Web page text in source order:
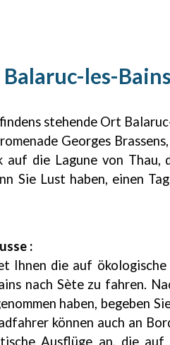
les-
stehende Ort
Georges
auf die Lagune von
Sie Lust haben, einen
:
Ihnen die auf
nach Sète zu fahren.
haben, begeben
können auch an
Ausflüge an, die